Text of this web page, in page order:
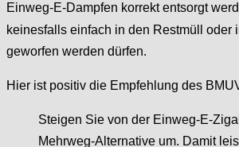
Einweg-E-Dampfen korrekt entsorgt
keinesfalls einfach in den Restmüll oder
geworfen werden dürfen.
Hier ist positiv die Empfehlung des
Steigen Sie von der Einweg-E-
Mehrweg-Alternative um. Damit